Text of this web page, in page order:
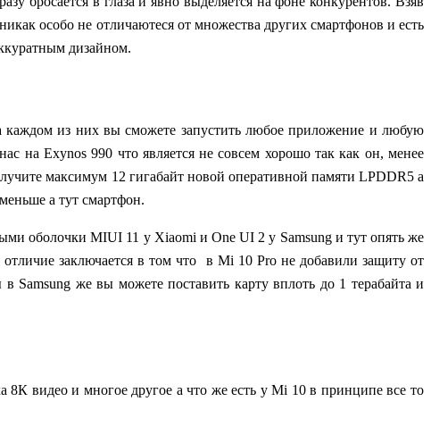
особо не отличаютеся от множества других смартфонов и есть
дизайном.
каждом из них вы сможете запустить любое приложение и любую
на Exynos 990 что является не совсем хорошо так как он, менее
максимум 12 гигабайт новой оперативной памяти LPDDR5 а
а тут смартфон.
оболочки MIUI 11 у Xiaomi и One UI 2у Samsung и тут опять же
заключается в том что в Mi 10 Pro не добавили защиту от
в Samsung же вы можете поставить карту вплоть до 1 терабайта и
8К видео и многое другое а что же есть у Mi 10 в принципе все то